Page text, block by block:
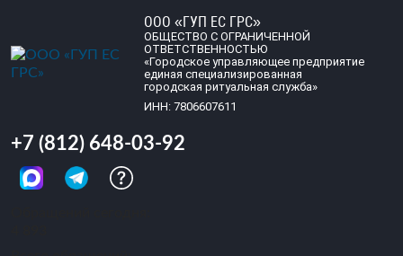
ООО «ГУП ЕС ГРС»
ОБЩЕСТВО С ОГРАНИЧЕННОЙ
ОТВЕТСТВЕННОСТЬЮ
«Городское управляющее предприятие
единая специализированная
городская ритуальная служба»
ИНН: 7806607611
+7 (812) 648-03-92